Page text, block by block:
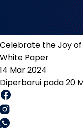
Celebrate the Joy
White Paper
14 Mar 2024
Diperbarui pada 20